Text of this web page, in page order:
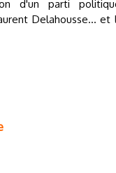
d'un parti
Delahousse... et